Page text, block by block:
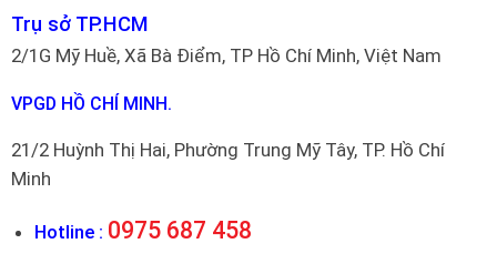
Trụ sở TP.HCM
2/1G Mỹ Huề, Xã Bà Điểm, TP Hồ Chí Minh, Việt Nam
VPGD HỒ CHÍ MINH.
21/2 Huỳnh Thị Hai, Phường Trung Mỹ Tây, TP. Hồ Chí
Minh
Hotline : 0975 687 458